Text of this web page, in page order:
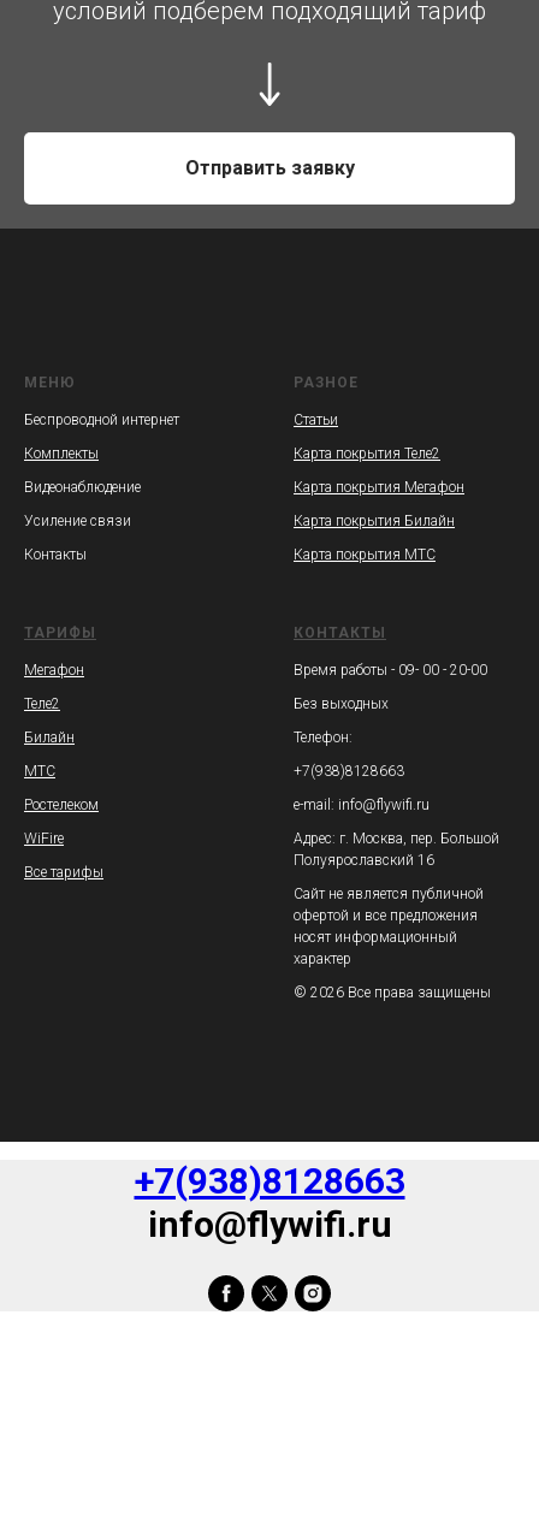
условий подберем подходящий тариф
Отправить заявку
МЕНЮ
Беспроводной интернет
Комплекты
Видеонаблюдение
Усиление связи
Контакты
РАЗНОЕ
Статьи
Карта покрытия Теле2
Карта покрытия Мегафон
Карта покрытия Билайн
Карта покрытия МТС
ТАРИФЫ
Мегафон
Теле2
Билайн
МТС
Ростелеком
WiFire
Все тарифы
КОНТАКТЫ
Время работы - 09- 00 - 20-00
Без выходных
Телефон:
+7(938)8128663
e-mail: info@flywifi.ru
Адрес: г. Москва, пер. Большой
Полуярославский 16
Сайт не является публичной
офертой и все предложения
носят информационный
характер
© 2026 Все права защищены
+7(938)8128663
info@flywifi.ru